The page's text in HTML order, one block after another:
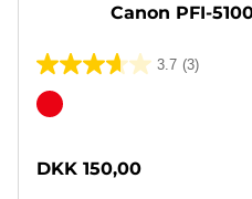
Canon PFI-
3.7 (3)
3.7
ud
stjerner.
Farvepatron
DKK 150,00